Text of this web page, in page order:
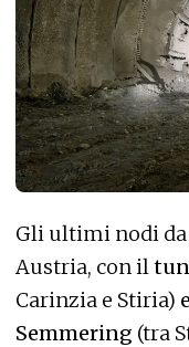
Gli ultimi nodi
Austria, con il
Carinzia e Stiria)
Semmering (tra